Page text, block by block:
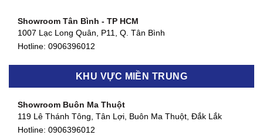
Showroom Tân Bình - TP HCM
1007 Lạc Long Quân, P11, Q. Tân Bình
Hotline: 0906396012
Showroom Biên Hòa - Đồng Nai
Showroom Thuận An - Bình Dương
KHU VỰC MIỀN TRUNG
Showroom Buôn Ma Thuột
119 Lê Thánh Tông, Tân Lợi, Buôn Ma Thuột, Đắk Lắk
Hotline: 0906396012